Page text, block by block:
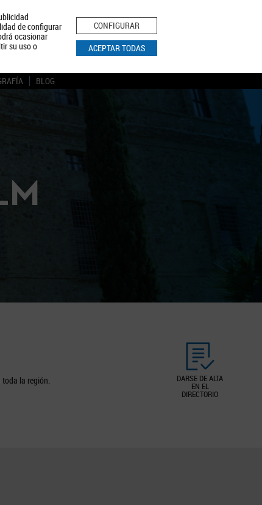
de configurar
ocasionar
su uso o
CONFIGURAR
ACEPTAR TODAS
Privacidad Aviso Legal Política de Cookies
BUSCAR
BLOG
DARSE DE ALTA
EN EL
DIRECTORIO
la región.